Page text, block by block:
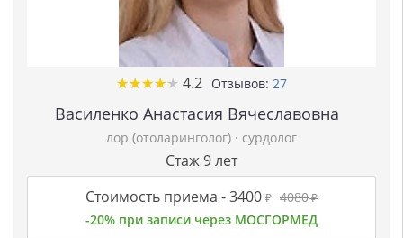
★★★★★
★★★★★ 4.2 Отзывов: 27
Василенко Анастасия Вячеславовна
лор (отоларинголог) · сурдолог
Стаж 9 лет
Стоимость приема -3400 ₽ 4080₽
-20% при записи через МОСГОРМЕД